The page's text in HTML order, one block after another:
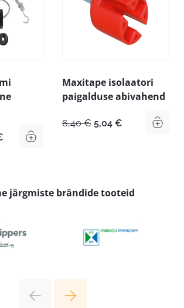
Praegune
Maxitape isolaatori
paigalduse abivahend
6,40€ Algne
5,04 € Praegune
järgmiste brändide tooteid